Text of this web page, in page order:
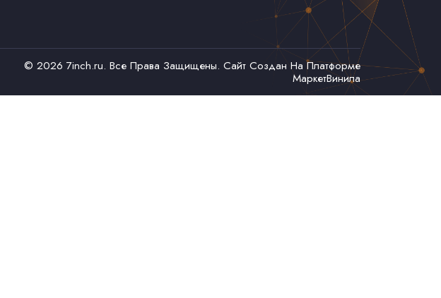
© 2026 7inch.ru. Все Права Защищены. Сайт Создан На Платформе
МаркетВинила